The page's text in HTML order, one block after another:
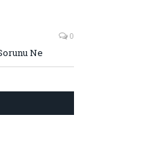
0
Ne